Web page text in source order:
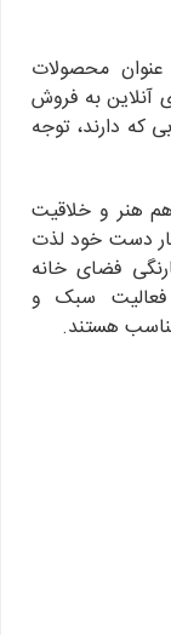
عنوان محصولات
آنلاین به فروش
که دارند، توجه
هنر و خلاقیت
دست خود لذت
فضای خانه
سبک و
هستند.